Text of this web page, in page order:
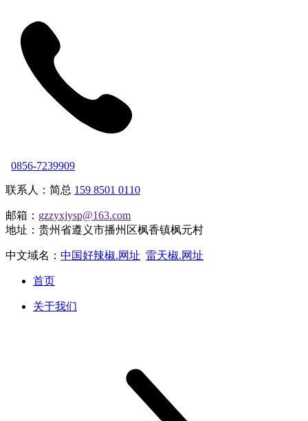
0856-7239909
联系人：简总 159 8501 0110
邮箱： gzzyxjysp@163.com
地址：贵州省遵义市播州区枫香镇枫元村
中文域名： 中国好辣椒.网址 雷天椒.网址
首页
关于我们